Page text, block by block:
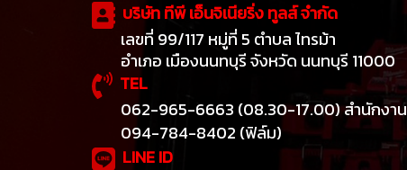
บริษัท ทีพี เอ็นจิเนียริ่ง ทูลส์ จำกัด
เลขที่ 99/117 หมู่ที่ 5 ตำบล ไทรม้า
อำเภอ เมืองนนทบุรี จังหวัด นนทบุรี 11000
TEL
062-965-6663 (08.30-17.00) สำนักงาน
094-784-8402 (ฟิล์ม)
LINE ID